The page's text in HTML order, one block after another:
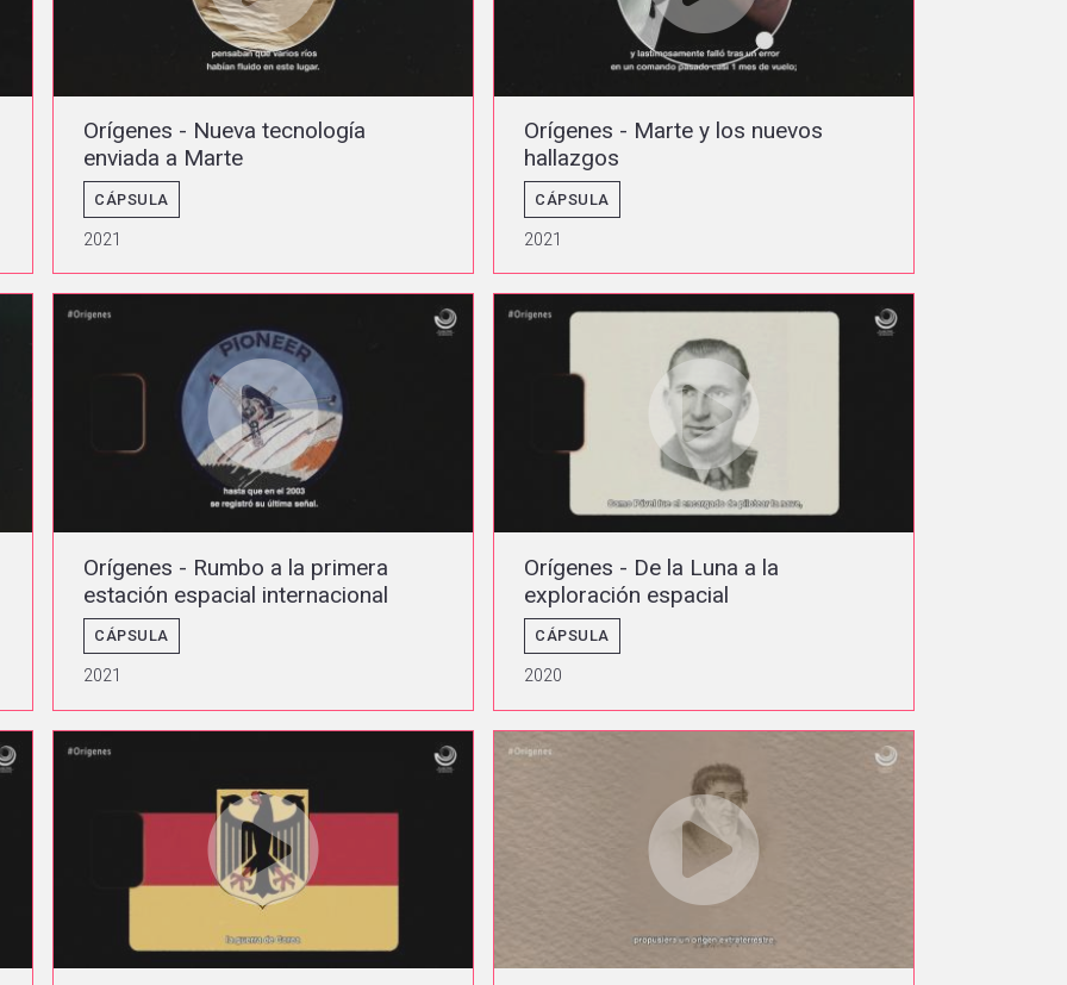
Orígenes - Nueva tecnología
enviada a Marte
CÁPSULA
2021
Orígenes - Marte y los nuevos
hallazgos
CÁPSULA
2021
Orígenes - Rumbo a la primera
estación espacial internacional
CÁPSULA
2021
Orígenes - De la Luna a la
exploración espacial
CÁPSULA
2020